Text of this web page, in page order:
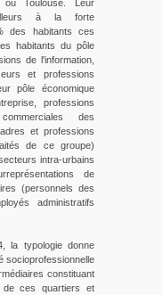
ou Toulouse. Leur
à la forte
des habitants ces
habitants du pôle
de l'information,
et professions
pôle économique
professions
des
et professions
de ce groupe)
intra-urbains
de
(personnels des
administratifs
la typologie donne
socioprofessionnelle
constituant
de ces quartiers et